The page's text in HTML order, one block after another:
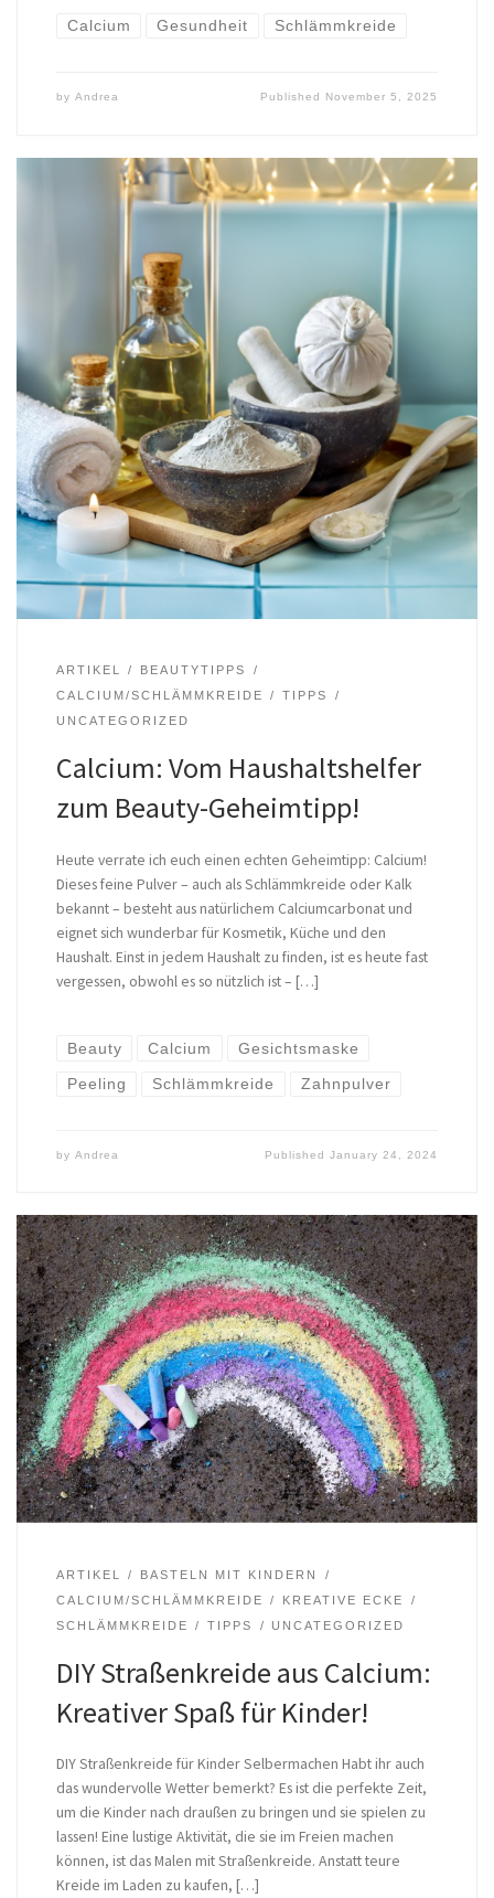
Calcium Gesundheit Schlämmkreide
by Andrea Published November 5, 2025
ARTIKEL
BEAUTYTIPPS
CALCIUM/SCHLÄMMKREIDE
TIPPS
UNCATEGORIZED
Calcium: Vom Haushaltshelfer
zum Beauty-Geheimtipp!
Heute verrate ich euch einen echten Geheimtipp: Calcium!
Dieses feine Pulver – auch als Schlämmkreide oder Kalk
bekannt – besteht aus natürlichem Calciumcarbonat und
eignet sich wunderbar für Kosmetik, Küche und den
Haushalt. Einst in jedem Haushalt zu finden, ist es heute fast
vergessen, obwohl es so nützlich ist – […]
Beauty Calcium Gesichtsmaske
Peeling Schlämmkreide Zahnpulver
by Andrea PublishedJanuary 24, 2024
ARTIKEL
BASTELN MIT KINDERN
CALCIUM/SCHLÄMMKREIDE
KREATIVE ECKE
SCHLÄMMKREIDE
TIPPS UNCATEGORIZED
DIY Straßenkreide aus Calcium:
Kreativer Spaß für Kinder!
DIY Straßenkreide für Kinder Selbermachen Habt ihr auch
das wundervolle Wetter bemerkt? Es ist die perfekte Zeit,
um die Kinder nach draußen zu bringen und sie spielen zu
lassen! Eine lustige Aktivität, die sie im Freien machen
können, ist das Malen mit Straßenkreide. Anstatt teure
Kreide im Laden zu kaufen, […]